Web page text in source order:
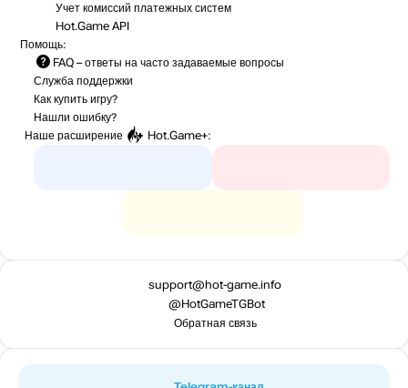
Учет комиссий платежных систем
Hot.Game API
Помощь:
FAQ – ответы на часто задаваемые вопросы
Служба поддержки
Как купить игру?
Нашли ошибку?
Наше расширение
Hot.Game+:
support@hot-game.info
@HotGameTGBot
Обратная связь